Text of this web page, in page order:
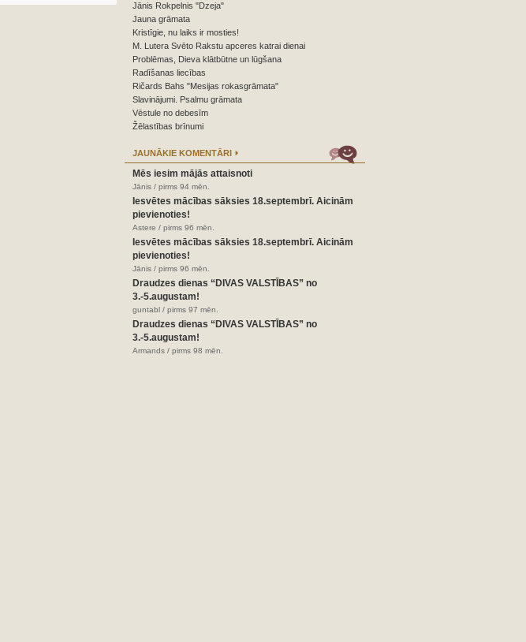
Jānis Rokpelnis "Dzeja"
Jauna grāmata
Kristīgie, nu laiks ir mosties!
M. Lutera Svēto Rakstu apceres katrai dienai
Problēmas, Dieva klātbūtne un lūgšana
Radīšanas liecības
Ričards Bahs "Mesijas rokasgrāmata"
Slavinājumi. Psalmu grāmata
Vēstule no debesīm
Žēlastības brīnumi
JAUNĀKIE KOMENTĀRI
Mēs iesim mājās attaisnoti
Jānis / pirms 94 mēn.
Iesvētes mācības sāksies 18.septembrī. Aicinām
pievienoties!
Astere / pirms 96 mēn.
Iesvētes mācības sāksies 18.septembrī. Aicinām
pievienoties!
Jānis / pirms 96 mēn.
Draudzes dienas “DIVAS VALSTĪBAS” no
3.-5.augustam!
guntabl / pirms 97 mēn.
Draudzes dienas “DIVAS VALSTĪBAS” no
3.-5.augustam!
Armands / pirms 98 mēn.